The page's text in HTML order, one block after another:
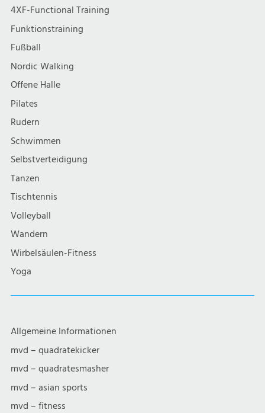
4XF-Functional Training
Funktionstraining
Fußball
Nordic Walking
Offene Halle
Pilates
Rudern
Schwimmen
Selbstverteidigung
Tanzen
Tischtennis
Volleyball
Wandern
Wirbelsäulen-Fitness
Yoga
Allgemeine Informationen
mvd – quadratekicker
mvd – quadratesmasher
mvd – asian sports
mvd – fitness